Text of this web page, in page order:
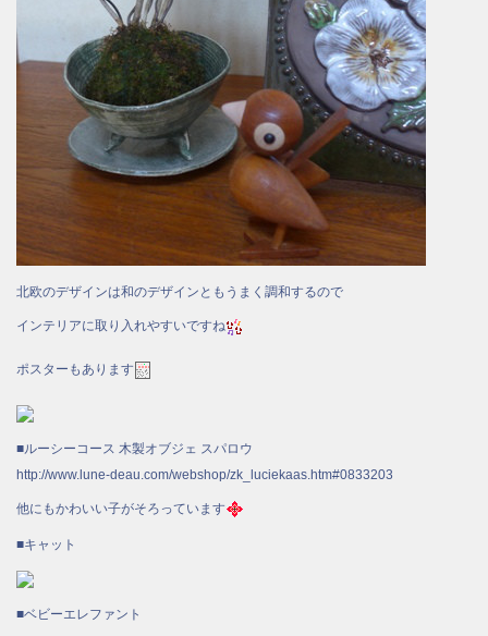
北欧のデザインは和のデザインともうまく調和するので
インテリアに取り入れやすいですね
ポスターもあります
■ルーシーコース 木製オブジェ スパロウ
http://www.lune-deau.com/webshop/zk_luciekaas.htm#0833203
他にもかわいい子がそろっています
■キャット
■ベビーエレファント